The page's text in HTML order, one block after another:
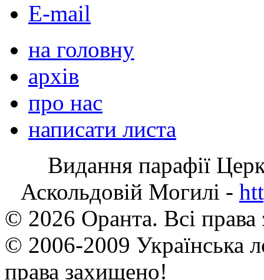
E-mail
на головну
архів
про нас
написати листа
Видання парафії
Аскольдовій Могилі -
© 2026 Оранта. Всі
© 2006-2009 Українська
права захищено!